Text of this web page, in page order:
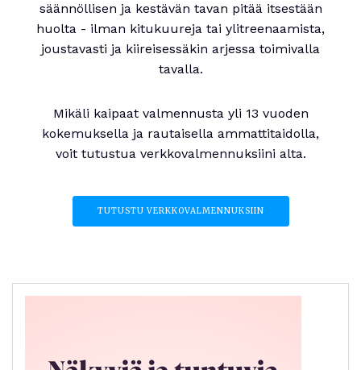
säännöllisen ja kestävän tavan pitää itsestään
huolta - ilman kitukuureja tai ylitreenaamista,
joustavasti ja kiireisessäkin arjessa toimivalla
tavalla.
Mikäli kaipaat valmennusta yli 13 vuoden
kokemuksella ja rautaisella ammattitaidolla,
voit tutustua verkkovalmennuksiini alta.
TUTUSTU VERKKOVALMENNUKSIIN